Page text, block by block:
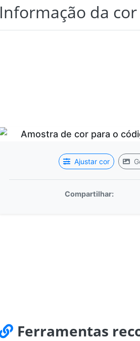
Informação da cor
Ajustar cor
Compartilhar:
Ferramentas